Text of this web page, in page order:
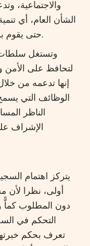
والاجتماعية،
الشأن العام، أي
حتى يقوم بوظيفته الاجتماعية على أحسن وجه.
وتستغل سلطات
لتحافظ على الأمن
إنها تدعمه من
الوظائف التي
الناظر
الإشراف
يتركز اهتمام
أولى، نظرا لأن
دون المطلوب كماًّ
التحكم في
تعرف بحكم